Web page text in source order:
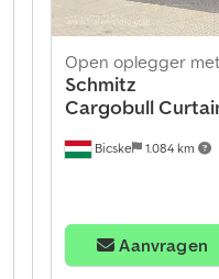
Bicske 1.084 km
Open oplegger
Schmitz
Cargobull
Aanvragen